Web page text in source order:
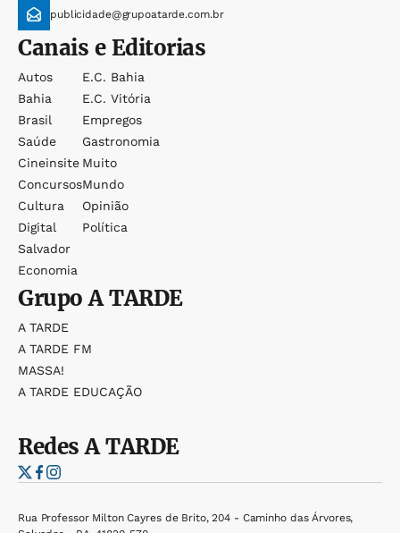
publicidade@grupoatarde.com.br
Canais e Editorias
Autos
Bahia
Brasil
Saúde
Cineinsite
Concursos
Cultura
Digital
Salvador
Economia
E.c. Bahia
E.c. Vitória
Empregos
Gastronomia
Muito
Mundo
Opinião
Política
GrupoA TARDE
A TARDE
A TARDE FM
MASSA!
A TARDE EDUCAÇÃO
RedesA TARDE
Rua Professor Milton Cayres de Brito, 204 - Caminho das Árvores,